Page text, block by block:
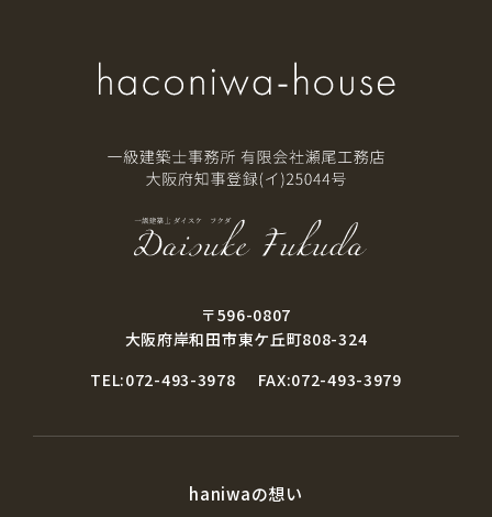
〒596-0807
大阪府岸和田市東ケ丘町808-324
TEL:072-493-3978
FAX:072-493-3979
haniwaの想い